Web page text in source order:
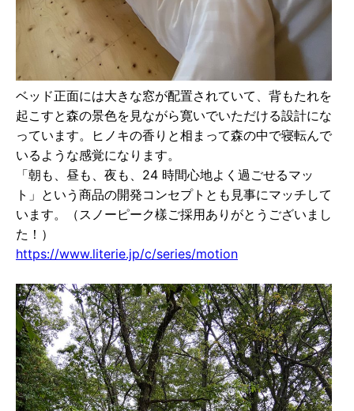
ベッド正⾯には⼤きな窓が配置されていて、背もたれを
起こすと森の景⾊を⾒ながら寛いでいただける設計にな
っています。ヒノキの⾹りと相まって森の中で寝転んで
いるような感覚になります。
「朝も、昼も、夜も、24 時間⼼地よく過ごせるマッ
ト」という商品の開発コンセプトとも⾒事にマッチして
います。（スノーピーク樣ご採⽤ありがとうございまし
た！）
https://www.literie.jp/c/series/motion